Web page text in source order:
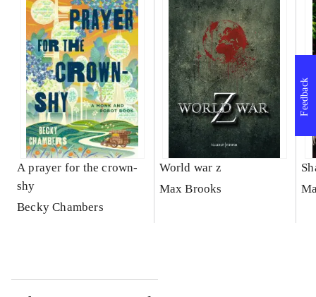
A prayer for the crown-
shy
Becky Chambers
World war z
Max Brooks
Feedback